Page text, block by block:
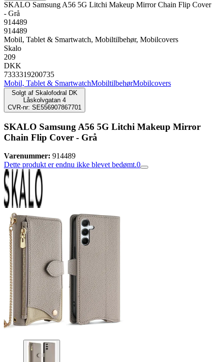
SKALO Samsung A56 5G Litchi Makeup Mirror Chain Flip Cover
- Grå
914489
914489
Mobil, Tablet & Smartwatch, Mobiltilbehør, Mobilcovers
Skalo
209
DKK
7333319200735
Mobil, Tablet & SmartwatchMobiltilbehørMobilcovers
Solgt af Skalofodral DK
Låskolvgatan 4
CVR-nr: SE556907867701
SKALO Samsung A56 5G Litchi Makeup Mirror
Chain Flip Cover - Grå
Varenummer: 914489
Dette produkt er endnu ikke blevet bedømt.0